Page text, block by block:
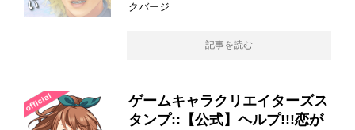
クバージ
記事を読む
ゲームキャラクリエイターズス
タンプ::【公式】ヘルプ!!!恋が